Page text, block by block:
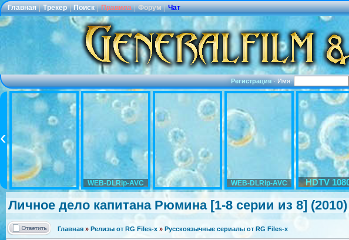
Главная | Трекер | Поиск | Правила | Форум | Чат
Регистрация·Имя:
WEB-DLRip-AVC WEB-DLRip-AVC HDTV
Личное дело капитана Рюмина [1-8 серии из 8]
Главная » Релизы от RG Files-x » Русскоязычные сериалы от RG Files-x